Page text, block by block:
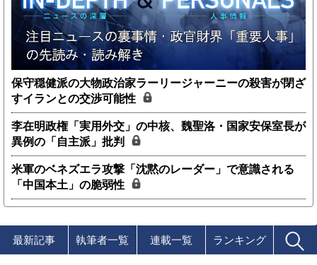
保守穏健派の大物政治家ラーリージャーニーの殺害が閉ざ
すイランとの交渉可能性
李在明政権「実用外交」の中核、魏聖洛・国家安保室長が
異例の「自主派」批判
米軍のベネズエラ攻撃「沈黙のレーダー」で意識される
「中国本土」の脆弱性
最新記事 執筆者一覧 連載一覧 ランキング